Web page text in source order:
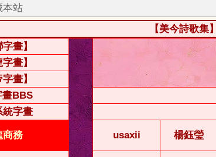
本站
【美今詩歌集
字畫】
字畫】
字畫】
畫BBS
統字畫
商務 usaxii 楊鈺瑩